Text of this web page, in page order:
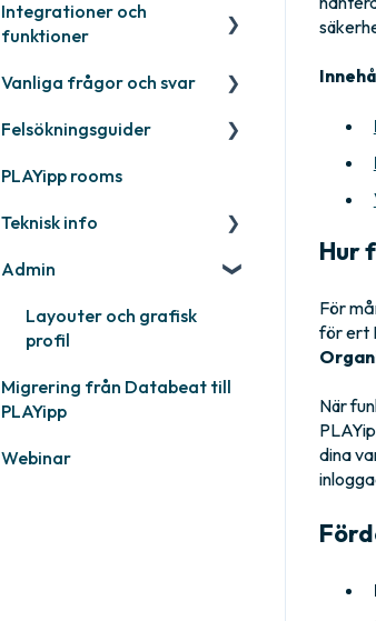
Hur
För
för ert
När
dina
Samsung
Nyligen släppt
Publicera filer
Integrationer och
funktioner
Third party widgets
Feeds
Business intelligence
Kalendrar
Övrigt
Vanliga frågor och svar
Kontakta support
Felsökningsguider
PLAYport
Övrigt
PLAYipp rooms
Teknisk info
PLAYport
Samsung
LG
Övriga skärmar
Admin
Layouter och grafisk
profil
Migrering från Databeat till
PLAYipp
Webinar